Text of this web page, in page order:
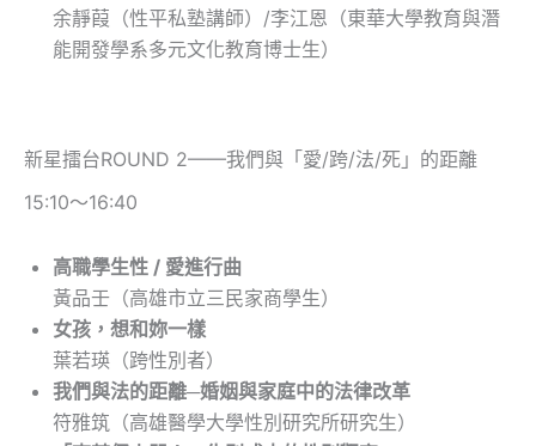
余靜葭（性平私塾講師）/李江恩（東華大學教育與潛
能開發學系多元文化教育博士生）
新星擂台ROUND 2——我們與「愛/跨/法/死」的距離
15:10～16:40
高職學生性 / 愛進行曲
黃品壬（高雄市立三民家商學生）
女孩，想和妳一樣
葉若瑛（跨性別者）
我們與法的距離─婚姻與家庭中的法律改革
符雅筑（高雄醫學大學性別研究所研究生）